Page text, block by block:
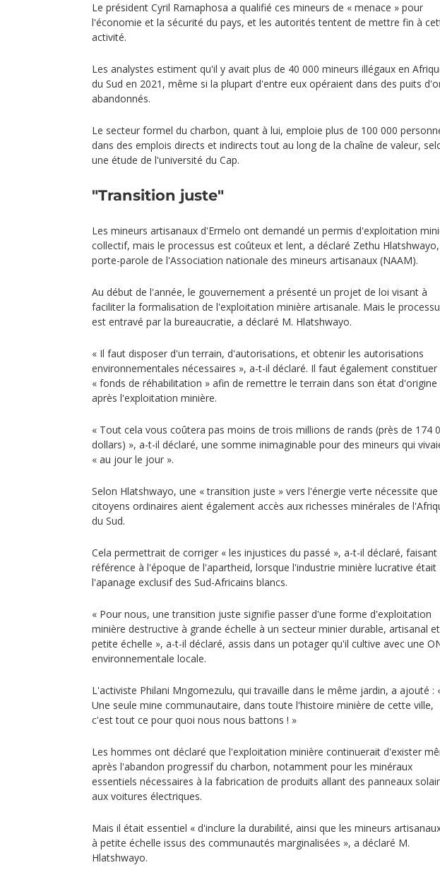
Le président Cyril Ramaphosa a qualifié ces mineurs de « menace » pour
l'économie et la sécurité du pays, et les autorités tentent de mettre fin à
activité.
Les analystes estiment qu'il y avait plus de 40 000 mineurs illégaux en
du Sud en 2021, même si la plupart d'entre eux opéraient dans des puits
abandonnés.
Le secteur formel du charbon, quant à lui, emploie plus de 100 000
dans des emplois directs et indirects tout au long de la chaîne de valeur,
une étude de l'université du Cap.
"Transition juste"
Les mineurs artisanaux d'Ermelo ont demandé un permis d'exploitation
collectif, mais le processus est coûteux et lent, a déclaré Zethu Hlatshwayo,
porte-parole de l'Association nationale des mineurs artisanaux (NAAM).
Au début de l'année, le gouvernement a présenté un projet de loi visant à
faciliter la formalisation de l'exploitation minière artisanale. Mais le
est entravé par la bureaucratie, a déclaré M. Hlatshwayo.
« Il faut disposer d'un terrain, d'autorisations, et obtenir les autorisations
environnementales nécessaires », a-t-il déclaré. Il faut également constituer
« fonds de réhabilitation » afin de remettre le terrain dans son état d'origine
après l'exploitation minière.
« Tout cela vous coûtera pas moins de trois millions de rands (près de 174
dollars) », a-t-il déclaré, une somme inimaginable pour des mineurs qui
« au jour le jour ».
Selon Hlatshwayo, une « transition juste » vers l'énergie verte nécessite que
citoyens ordinaires aient également accès aux richesses minérales de
du Sud.
Cela permettrait de corriger « les injustices du passé », a-t-il déclaré, faisant
référence à l'époque de l'apartheid, lorsque l'industrie minière lucrative était
l'apanage exclusif des Sud-Africains blancs.
« Pour nous, une transition juste signifie passer d'une forme d'exploitation
minière destructive à grande échelle à un secteur minier durable, artisanal
petite échelle », a-t-il déclaré, assis dans un potager qu'il cultive avec une
environnementale locale.
L'activiste Philani Mngomezulu, qui travaille dans le même jardin, a ajouté :
Une seule mine communautaire, dans toute l'histoire minière de cette ville,
c'est tout ce pour quoi nous nous battons ! »
Les hommes ont déclaré que l'exploitation minière continuerait d'exister
après l'abandon progressif du charbon, notamment pour les minéraux
essentiels nécessaires à la fabrication de produits allant des panneaux
aux voitures électriques.
Mais il était essentiel « d'inclure la durabilité, ainsi que les mineurs
à petite échelle issus des communautés marginalisées », a déclaré M.
Hlatshwayo.